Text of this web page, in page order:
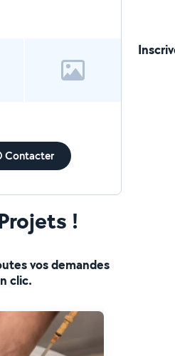
Contacter
!
vos demandes
clic.